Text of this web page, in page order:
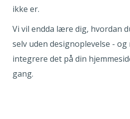
ikke er.
Vi vil endda lære dig, hvordan
selv uden designoplevelse -
integrere det på din
gang.